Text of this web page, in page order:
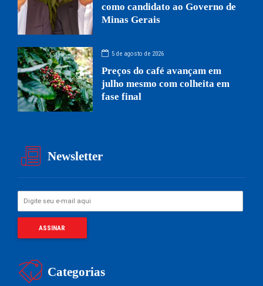
como candidato ao Governo de
Minas Gerais
5 de agosto de 2026
Preços do café avançam em
julho mesmo com colheita em
fase final
Newsletter
Categorias